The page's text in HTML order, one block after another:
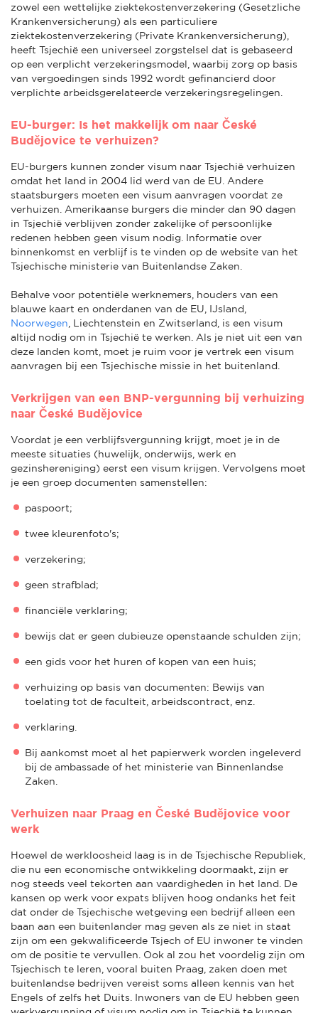
zowel een wettelijke ziektekostenverzekering (Gesetzliche
Krankenversicherung) als een particuliere
ziektekostenverzekering (Private Krankenversicherung),
heeft Tsjechië een universeel zorgstelsel dat is gebaseerd
op een verplicht verzekeringsmodel, waarbij zorg op basis
van vergoedingen sinds 1992 wordt gefinancierd door
verplichte arbeidsgerelateerde verzekeringsregelingen.
EU-burger: Is het makkelijk om naar České
Budějovice te verhuizen?
EU-burgers kunnen zonder visum naar Tsjechië verhuizen
omdat het land in 2004 lid werd van de EU. Andere
staatsburgers moeten een visum aanvragen voordat ze
verhuizen. Amerikaanse burgers die minder dan 90 dagen
in Tsjechië verblijven zonder zakelijke of persoonlijke
redenen hebben geen visum nodig. Informatie over
binnenkomst en verblijf is te vinden op de website van het
Tsjechische ministerie van Buitenlandse Zaken.
Behalve voor potentiële werknemers, houders van een
blauwe kaart en onderdanen van de EU, IJsland,
Noorwegen , Liechtenstein en Zwitserland, is een visum
altijd nodig om in Tsjechië te werken. Als je niet uit een van
deze landen komt, moet je ruim voor je vertrek een visum
aanvragen bij een Tsjechische missie in het buitenland.
Verkrijgen van een BNP-vergunning bij verhuizing
naar České Budějovice
Voordat je een verblijfsvergunning krijgt, moet je in de
meeste situaties (huwelijk, onderwijs, werk en
gezinshereniging) eerst een visum krijgen. Vervolgens moet
je een groep documenten samenstellen:
paspoort;
twee kleurenfoto's;
verzekering;
geen strafblad;
financiële verklaring;
bewijs dat er geen dubieuze openstaande schulden zijn;
een gids voor het huren of kopen van een huis;
verhuizing op basis van documenten: Bewijs van
toelating tot de faculteit, arbeidscontract, enz.
verklaring.
Bij aankomst moet al het papierwerk worden ingeleverd
bij de ambassade of het ministerie van Binnenlandse
Zaken.
Verhuizen naar Praag en České Budějovice voor
werk
Hoewel de werkloosheid laag is in de Tsjechische Republiek,
die nu een economische ontwikkeling doormaakt, zijn er
nog steeds veel tekorten aan vaardigheden in het land. De
kansen op werk voor expats blijven hoog ondanks het feit
dat onder de Tsjechische wetgeving een bedrijf alleen een
baan aan een buitenlander mag geven als ze niet in staat
zijn om een gekwalificeerde Tsjech of EU inwoner te vinden
om de positie te vervullen. Ook al zou het voordelig zijn om
Tsjechisch te leren, vooral buiten Praag, zaken doen met
buitenlandse bedrijven vereist soms alleen kennis van het
Engels of zelfs het Duits. Inwoners van de EU hebben geen